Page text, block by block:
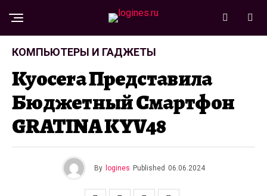
КОМПЬЮТЕРЫ И ГАДЖЕТЫ
Kyocera Представила
Бюджетный Смартфон
GRATINA KYV48
By logines Published 06.06.2024